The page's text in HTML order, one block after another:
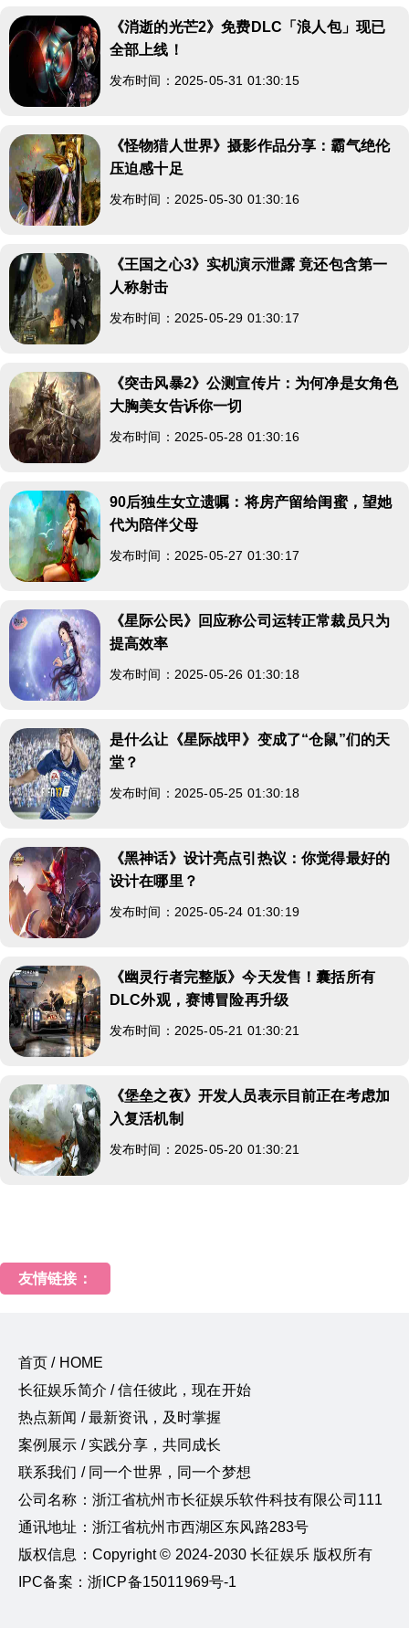
《消逝的光芒2》免费DLC「浪人包」现已
全部上线！
发布时间：2025-05-31 01:30:15
《怪物猎人世界》摄影作品分享：霸气绝伦
压迫感十足
发布时间：2025-05-30 01:30:16
《王国之心3》实机演示泄露 竟还包含第一
人称射击
发布时间：2025-05-29 01:30:17
《突击风暴2》公测宣传片：为何净是女角色
大胸美女告诉你一切
发布时间：2025-05-28 01:30:16
90后独生女立遗嘱：将房产留给闺蜜，望她
代为陪伴父母
发布时间：2025-05-27 01:30:17
《星际公民》回应称公司运转正常裁员只为
提高效率
发布时间：2025-05-26 01:30:18
是什么让《星际战甲》变成了“仓鼠”们的天
堂？
发布时间：2025-05-25 01:30:18
《黑神话》设计亮点引热议：你觉得最好的
设计在哪里？
发布时间：2025-05-24 01:30:19
《幽灵行者完整版》今天发售！囊括所有
DLC外观，赛博冒险再升级
发布时间：2025-05-21 01:30:21
《堡垒之夜》开发人员表示目前正在考虑加
入复活机制
发布时间：2025-05-20 01:30:21
友情链接：
首页 / HOME
长征娱乐简介 / 信任彼此，现在开始
热点新闻 / 最新资讯，及时掌握
案例展示 / 实践分享，共同成长
联系我们 / 同一个世界，同一个梦想
公司名称：浙江省杭州市长征娱乐软件科技有限公司111
通讯地址：浙江省杭州市西湖区东风路283号
版权信息：Copyright © 2024-2030 长征娱乐 版权所有
IPC备案：浙ICP备15011969号-1